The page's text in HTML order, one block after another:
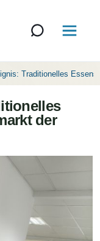
Traditionelles
der